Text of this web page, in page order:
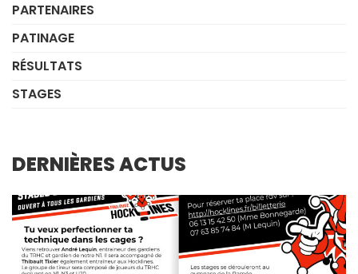
PARTENAIRES
PATINAGE
RÉSULTATS
STAGES
DERNIÈRES ACTUS